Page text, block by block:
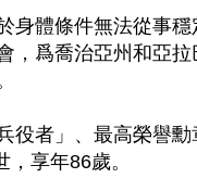
身體條件無法從事穩
，爲喬治亞州和亞
役者」、最高榮譽勳
享年86歲。